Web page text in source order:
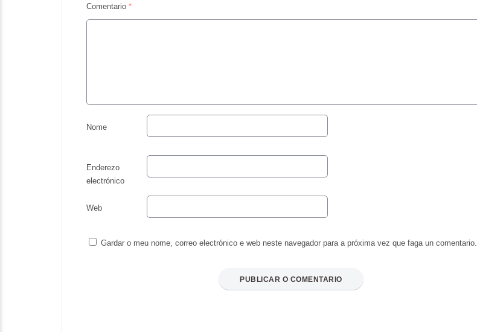
Comentario *
Nome
Enderezo
electrónico
Web
Gardar o meu nome, correo electrónico e web neste navegador para a próxima vez que faga un comentario.